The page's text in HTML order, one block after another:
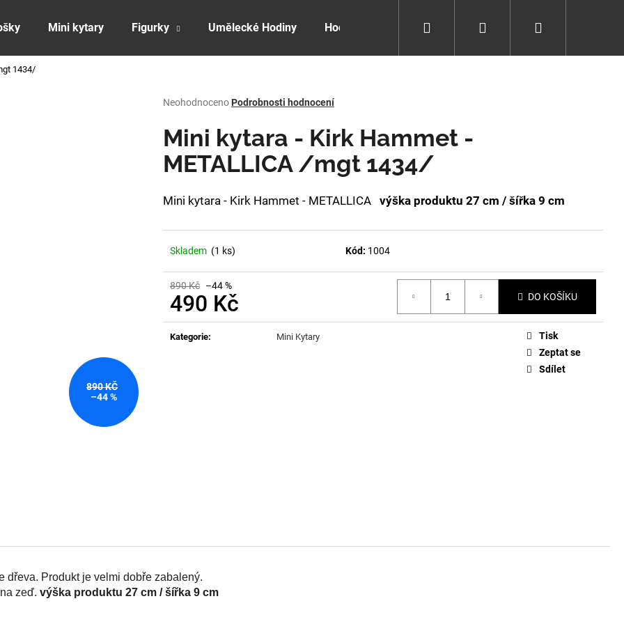
Mini kytary Figurky Umělecké Hodiny Hodiny pro děti Kolekce Jackie Zeggers
Přihlášení
1434/
Průměrné
produktu
je
0,0
hvězdiček.
Neohodnoceno Podrobnosti hodnocení
Mini kytara - Kirk Hammet -
METALLICA /mgt 1434/
Mini kytara - Kirk Hammet - METALLICA výška produktu 27 cm / šířka 9 cm
Skladem (1 ks) Kód: 1004
890 Kč –44 %
490 Kč
Měrná
cena:
DO KOŠÍKU
Kategorie: Mini Kytary
Tisk
Zeptat se
Sdílet
890 KČ
–44 %
dřeva. Produkt je velmi dobře zabalený.
zeď. výška produktu 27 cm / šířka 9 cm
Co potřebujete najít?
HLEDAT